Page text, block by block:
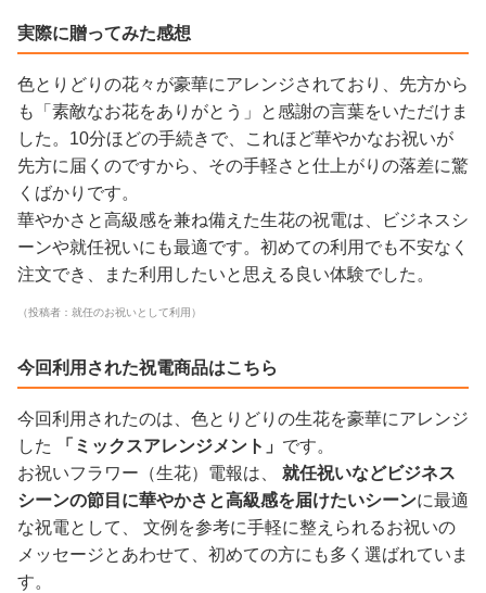
実際に贈ってみた感想
色とりどりの花々が豪華にアレンジされており、先方から
も「素敵なお花をありがとう」と感謝の言葉をいただけま
した。10分ほどの手続きで、これほど華やかなお祝いが
先方に届くのですから、その手軽さと仕上がりの落差に驚
くばかりです。
華やかさと高級感を兼ね備えた生花の祝電は、ビジネスシ
ーンや就任祝いにも最適です。初めての利用でも不安なく
注文でき、また利用したいと思える良い体験でした。
（投稿者：就任のお祝いとして利用）
今回利用された祝電商品はこちら
今回利用されたのは、色とりどりの生花を豪華にアレンジ
した
「ミックスアレンジメント」 です。
お祝いフラワー（生花）電報は、 就任祝いなどビジネス
シーンの節目に華やかさと高級感を届けたいシーンに最適
な祝電として、 文例を参考に手軽に整えられるお祝いの
メッセージとあわせて、初めての方にも多く選ばれていま
す。